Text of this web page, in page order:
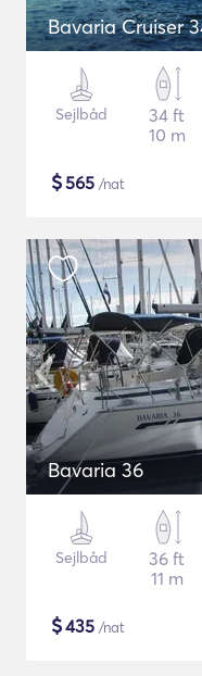
Bavaria Cruiser
Sejlbåd
34 ft
10 m
$565 /nat
Bavaria 36
Sejlbåd
36 ft
11 m
$435 /nat